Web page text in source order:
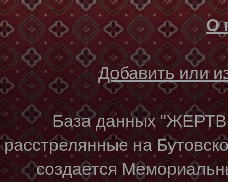
О
Добавить или
База данных
расстрелянные на
создается